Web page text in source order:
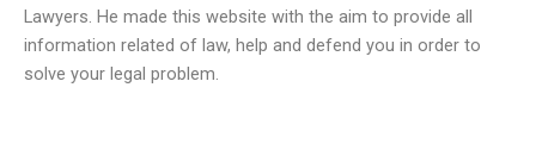
Lawyers. He made this website with the aim to provide all
information related of law, help and defend you in order to
solve your legal problem.